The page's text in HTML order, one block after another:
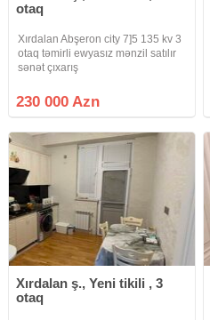
otaq
Xırdalan Abşeron city 7]5 135 kv 3
otaq təmirli ewyasız mənzil satılır
sənət çıxarış
230 000 Azn
Xırdalan ş., Yeni tikili , 3
otaq